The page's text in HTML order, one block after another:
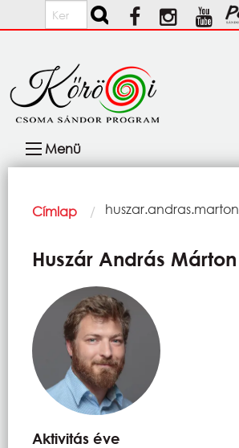
Ugrás a tartalomra
Keresés
navigáció
Menü
Morzsa
Címlap Current:
huszar.andras.marton
Huszár András Márton
Aktivitás éve